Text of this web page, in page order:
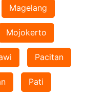
Magelang
Mojokerto
Pacitan
Pati